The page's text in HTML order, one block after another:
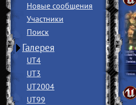
Новые сообщения
Участники
Поиск
Галерея
UT4
UT3
UT2004
UT99